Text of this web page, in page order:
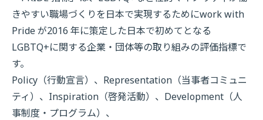
きやすい職場づくりを日本で実現するためにwork with
Pride が2016 年に策定した日本で初めてとなる
LGBTQ+に関する企業・団体等の取り組みの評価指標で
す。
Policy（行動宣言）、Representation（当事者コミュニ
ティ）、Inspiration（啓発活動）、Development（人
事制度・プログラム）、